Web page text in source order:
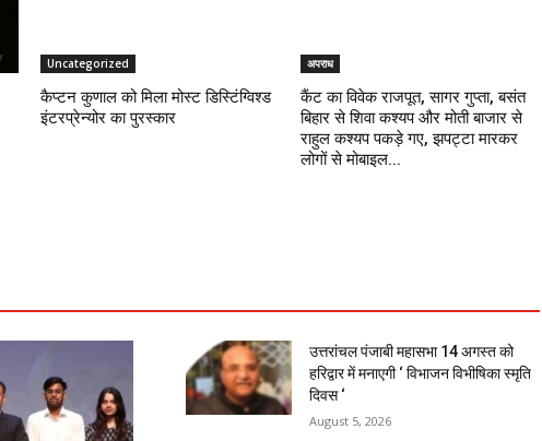
Uncategorized
कैप्टन कुणाल को मिला मोस्ट डिस्टिंग्विश्ड
इंटरप्रेन्योर का पुरस्कार
अपराध
कैंट का विवेक राजपूत, सागर गुप्ता, बसंत
बिहार से शिवा कश्यप और मोती बाजार से
राहुल कश्यप पकड़े गए, झपट्टा मारकर
लोगों से मोबाइल...
उत्तरांचल पंजाबी महासभा 14 अगस्त को
हरिद्वार में मनाएगी ‘ विभाजन विभीषिका स्मृति
दिवस ‘
August 5, 2026